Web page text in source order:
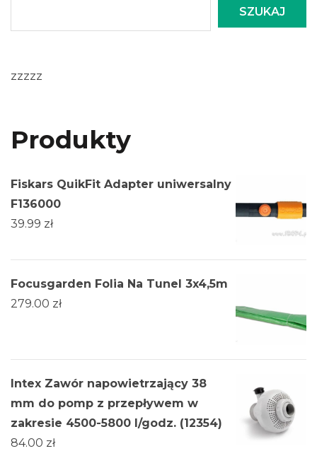
SZUKAJ
zzzzz
Produkty
Fiskars QuikFit Adapter uniwersalny
F136000
39.99 zł
Focusgarden Folia Na Tunel 3x4,5m
279.00 zł
Intex Zawór napowietrzający 38
mm do pomp z przepływem w
zakresie 4500-5800 l/godz. (12354)
84.00 zł